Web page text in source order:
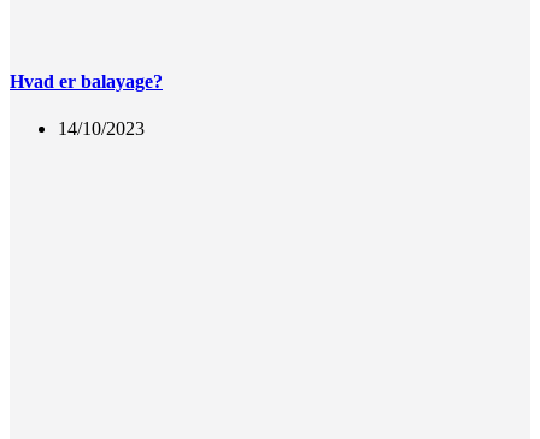
Hvad er balayage?
14/10/2023